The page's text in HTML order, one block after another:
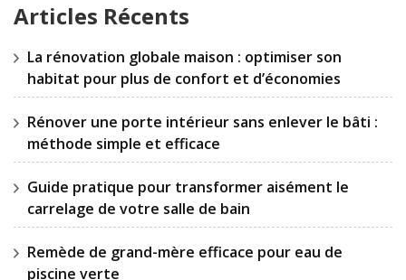
Articles Récents
La rénovation globale maison : optimiser son
habitat pour plus de confort et d’économies
Rénover une porte intérieur sans enlever le bâti :
méthode simple et efficace
Guide pratique pour transformer aisément le
carrelage de votre salle de bain
Remède de grand-mère efficace pour eau de
piscine verte